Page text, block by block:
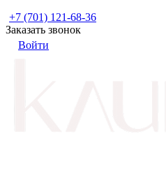
+7 (701) 121-68-36
Заказать звонок
Войти